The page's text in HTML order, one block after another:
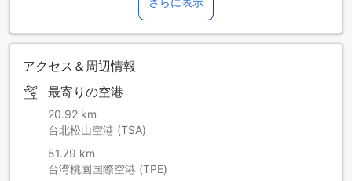
アクセス＆周辺情報
最寄りの空港
20.92 km
台北松山空港 (TSA)
51.79 km
台湾桃園国際空港 (TPE)